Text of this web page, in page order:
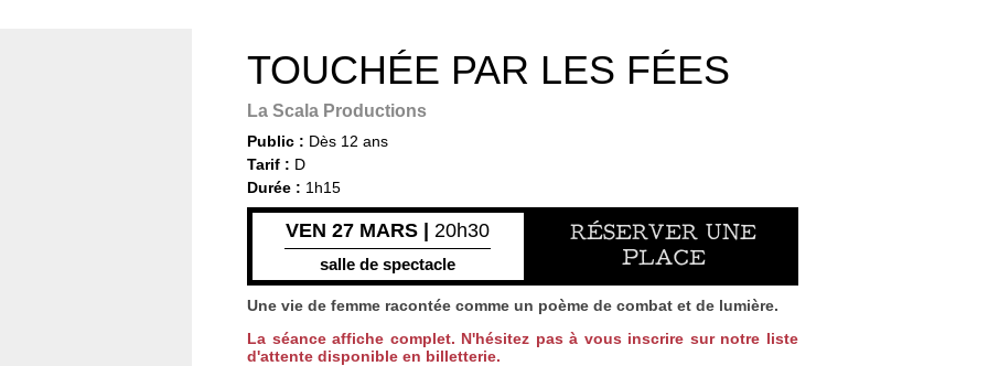
TOUCHÉE PAR LES FÉES
La Scala Productions
Public : Dès 12 ans
Tarif : D
Durée : 1h15
VEN 27 MARS |20h30
salle de spectacle
RÉSERVER UNE
PLACE
Une vie de femme racontée comme un poème de combat et de lumière.
La séance affiche complet. N'hésitez pas à vous inscrire sur notre liste
d'attente disponible en billetterie.